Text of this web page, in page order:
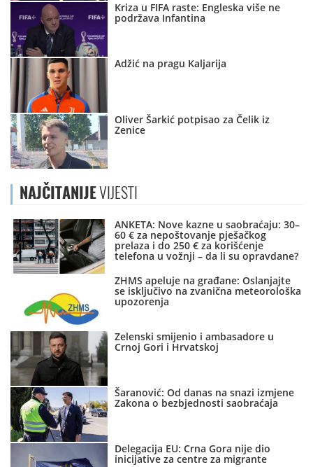
Kriza u FIFA raste: Engleska više ne
podržava Infantina
Adžić na pragu Kaljarija
Oliver Šarkić potpisao za Čelik iz
Zenice
NAJČITANIJEVIJESTI
ANKETA: Nove kazne u saobraćaju: 30–
60 € za nepoštovanje pješačkog
prelaza i do 250 € za korišćenje
telefona u vožnji – da li su opravdane?
ZHMS apeluje na građane: Oslanjajte
se isključivo na zvanična meteorološka
upozorenja
Zelenski smijenio i ambasadore u
Crnoj Gori i Hrvatskoj
Šaranović: Od danas na snazi izmjene
Zakona o bezbjednosti saobraćaja
Delegacija EU: Crna Gora nije dio
inicijative za centre za migrante